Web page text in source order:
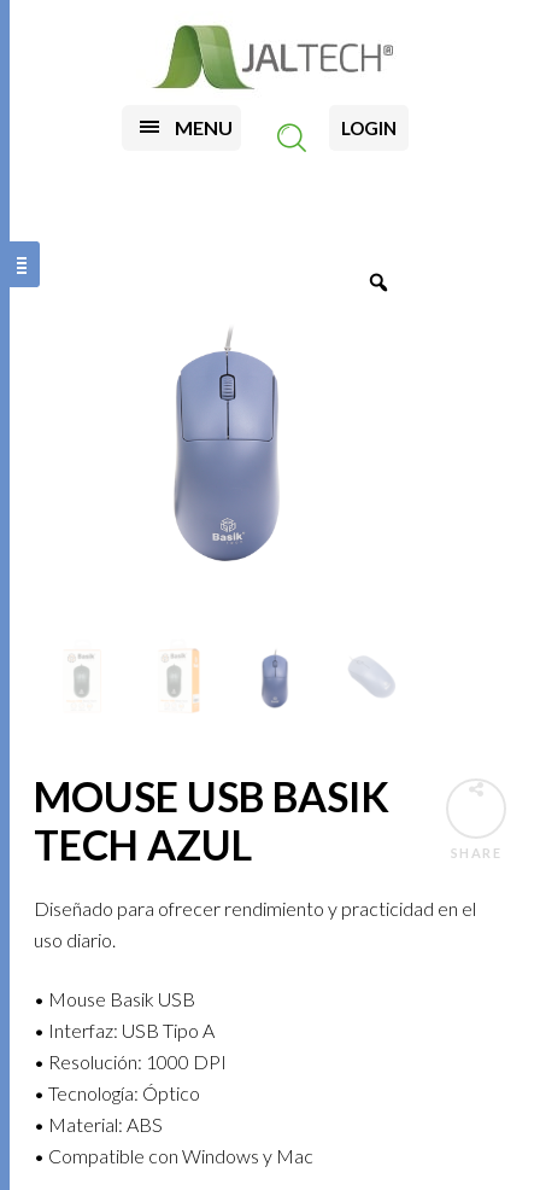
MENU LOGIN
SHARE
MOUSE USB BASIK
TECH AZUL
Diseñado para ofrecer rendimiento y practicidad en el
uso diario.
• Mouse Basik USB
• Interfaz: USB Tipo A
• Resolución: 1000 DPI
• Tecnología: Óptico
• Material: ABS
• Compatible con Windows y Mac